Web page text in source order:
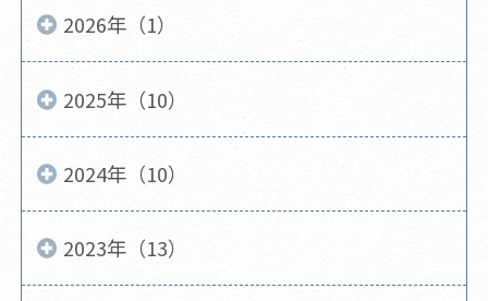
2026年（1）
2025年（10）
2024年（10）
2023年（13）